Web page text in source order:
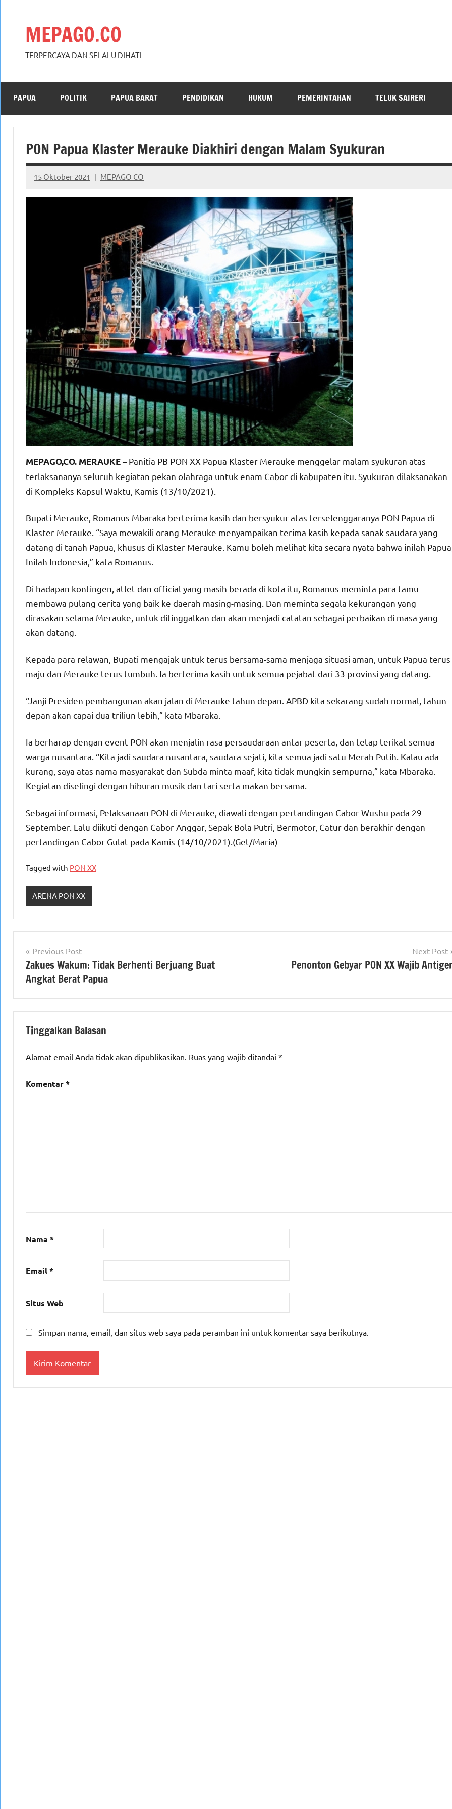
MEPAGO.CO
TERPERCAYA DAN SELALU DIHATI
PAPUA POLITIK PAPUA BARAT PENDIDIKAN HUKUM PEMERINTAHAN TELUK SAIRERI
PON Papua Klaster Merauke Diakhiri dengan Malam Syukuran
15 Oktober 2021 MEPAGO CO
No
comments
MEPAGO,CO. MERAUKE– Panitia PB PON XX Papua Klaster Merauke menggelar malam syukuran atas
terlaksananya seluruh kegiatan pekan olahraga untuk enam Cabor di kabupaten itu. Syukuran dilaksanakan
di Kompleks Kapsul Waktu, Kamis (13/10/2021).
Bupati Merauke, Romanus Mbaraka berterima kasih dan bersyukur atas terselenggaranya PON Papua di
Klaster Merauke. “Saya mewakili orang Merauke menyampaikan terima kasih kepada sanak saudara yang
datang di tanah Papua, khusus di Klaster Merauke. Kamu boleh melihat kita secara nyata bahwa inilah
Inilah Indonesia,” kata Romanus.
Di hadapan kontingen, atlet dan official yang masih berada di kota itu, Romanus meminta para tamu
membawa pulang cerita yang baik ke daerah masing-masing. Dan meminta segala kekurangan yang
dirasakan selama Merauke, untuk ditinggalkan dan akan menjadi catatan sebagai perbaikan di masa yang
akan datang.
Kepada para relawan, Bupati mengajak untuk terus bersama-sama menjaga situasi aman, untuk Papua terus
maju dan Merauke terus tumbuh. Ia berterima kasih untuk semua pejabat dari 33 provinsi yang datang.
“Janji Presiden pembangunan akan jalan di Merauke tahun depan. APBD kita sekarang sudah normal, tahun
depan akan capai dua triliun lebih,” kata Mbaraka.
Ia berharap dengan event PON akan menjalin rasa persaudaraan antar peserta, dan tetap terikat semua
warga nusantara. “Kita jadi saudara nusantara, saudara sejati, kita semua jadi satu Merah Putih. Kalau ada
kurang, saya atas nama masyarakat dan Subda minta maaf, kita tidak mungkin sempurna,” kata Mbaraka.
Kegiatan diselingi dengan hiburan musik dan tari serta makan bersama.
Sebagai informasi, Pelaksanaan PON di Merauke, diawali dengan pertandingan Cabor Wushu pada 29
September. Lalu diikuti dengan Cabor Anggar, Sepak Bola Putri, Bermotor, Catur dan berakhir dengan
pertandingan Cabor Gulat pada Kamis (14/10/2021).(Get/Maria)
Tagged with PON XX
ARENA PON XX
Navigasi
pos
Previous Post
Zakues Wakum: Tidak Berhenti Berjuang Buat
Angkat Berat Papua
Next Post
Penonton Gebyar PON XX Wajib
Tinggalkan Balasan
Alamat email Anda tidak akan dipublikasikan. Ruas yang wajib ditandai *
Komentar*
Nama *
Email*
Situs Web
Simpan nama, email, dan situs web saya pada peramban ini untuk komentar saya berikutnya.